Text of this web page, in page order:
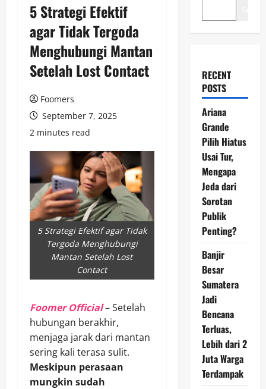
5 Strategi Efektif
agar Tidak Tergoda
Menghubungi Mantan
Setelah Lost Contact
Foomers
September 7, 2025
2 minutes read
5 Strategi Efektif agar Tidak
Tergoda Menghubungi
Mantan Setelah Lost
Contact
Foomer Official– Setelah
hubungan berakhir,
menjaga jarak dari mantan
sering kali terasa sulit.
Meskipun perasaan
mungkin sudah
RECENT
POSTS
Ariana
Grande
Pilih Hiatus
Usai Tur,
Mengapa
Jeda dari
Sorotan
Publik
Penting?
Banjir
Besar
Sumatera
Jadi
Bencana
Terluas,
Lebih dari 2
Juta Warga
Terdampak